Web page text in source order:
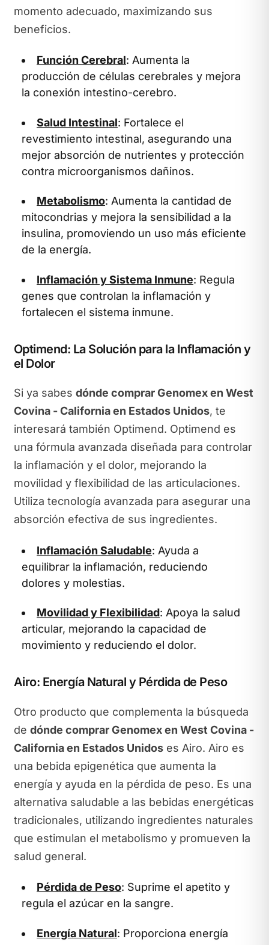
momento adecuado, maximizando sus
beneficios.
Función Cerebral: Aumenta la
producción de células cerebrales y mejora
la conexión intestino-cerebro.
Salud Intestinal: Fortalece el
revestimiento intestinal, asegurando una
mejor absorción de nutrientes y protección
contra microorganismos dañinos.
Metabolismo: Aumenta la cantidad de
mitocondrias y mejora la sensibilidad a la
insulina, promoviendo un uso más eficiente
de la energía.
Inflamación y Sistema Inmune: Regula
genes que controlan la inflamación y
fortalecen el sistema inmune.
Optimend: La Solución para la Inflamación y
el Dolor
Si ya sabes dónde comprar Genomex en West
Covina - California en Estados Unidos, te
interesará también Optimend. Optimend es
una fórmula avanzada diseñada para controlar
la inflamación y el dolor, mejorando la
movilidad y flexibilidad de las articulaciones.
Utiliza tecnología avanzada para asegurar una
absorción efectiva de sus ingredientes.
Inflamación Saludable: Ayuda a
equilibrar la inflamación, reduciendo
dolores y molestias.
Movilidad y Flexibilidad: Apoya la salud
articular, mejorando la capacidad de
movimiento y reduciendo el dolor.
Airo: Energía Natural y Pérdida de Peso
Otro producto que complementa la búsqueda
de dónde comprar Genomex en West Covina -
California en Estados Unidoses Airo. Airo es
una bebida epigenética que aumenta la
energía y ayuda en la pérdida de peso. Es una
alternativa saludable a las bebidas energéticas
tradicionales, utilizando ingredientes naturales
que estimulan el metabolismo y promueven la
salud general.
Pérdida de Peso: Suprime el apetito y
regula el azúcar en la sangre.
Energía Natural: Proporciona energía